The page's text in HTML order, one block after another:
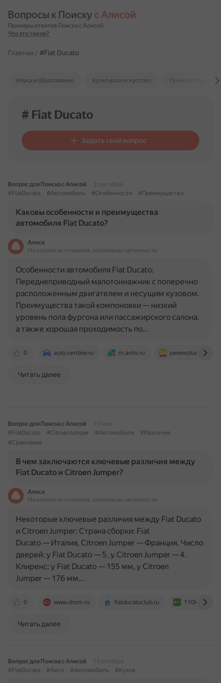
Вопросы к Поиску с Алисой
Примеры ответов Поиска с Алисой
Что это такое?
Главная / #Fiat Ducato
Наука и образование Культура и искусство Психология и
# Fiat Ducato
Задать свой вопрос
Вопрос для Поиска с Алисой
2 сентября
#FiatDucato
#Автомобиль #Особенности #Преимущества
Каковы особенности и преимущества
автомобиля Fiat Ducato?
Алиса
На основе источников, возможны неточности
0 auto.rambler.ru m.avito.ru perevozka24.ru
Особенности автомобиля Fiat Ducato:
Переднеприводный малотоннажник с поперечно
расположенным двигателем и несущим кузовом.
Преимущества такой компоновки — низкий
уровень пола фургона или пассажирского салона,
а также хорошая проходимость по…
Читать далее
Вопрос для Поиска с Алисой
13 мая
#FiatDucato
#CitroenJumper #Автомобили
#Различия
#Сравнение
В чем заключаются ключевые различия между
Fiat Ducato и Citroen Jumper?
Алиса
На основе источников, возможны неточности
0 www.drom.ru fiatducatoclub.ru 110km.ru
Некоторые ключевые различия между Fiat Ducato
и Citroen Jumper: Страна сборки: Fiat
Ducato — Италия, Citroen Jumper — Франция. Число
дверей: у Fiat Ducato — 5, у Citroen Jumper — 4.
Клиренс: у Fiat Ducato — 155 мм, у Citroen
Jumper — 176 мм…
Читать далее
Вопрос для Поиска с Алисой
15 октября
#FiatDucato
#Авто #Автомобиль #Кузов